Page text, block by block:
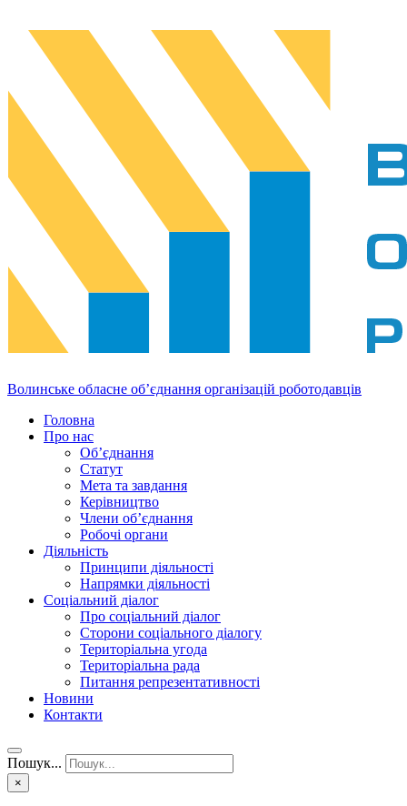
Волинське обласне об’єднання організацій роботодавців
Головна
Про нас
Об’єднання
Статут
Мета та завдання
Керівництво
Члени об’єднання
Робочі органи
Діяльність
Принципи діяльності
Напрямки діяльності
Соціальний діалог
Про соціальний діалог
Сторони соціального діалогу
Територіальна угода
Територіальна рада
Питання репрезентативності
Новини
Контакти
Пошук...
×